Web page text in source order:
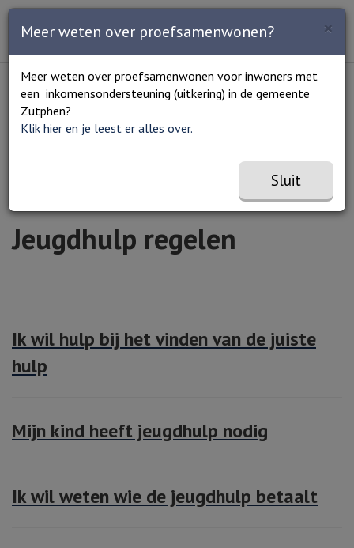
Open en sluit het
Menu
Lees voor
Uitleg woorden
Simpele tekst
Home Zorg en welzijn
regelen
Jeugdhulp regelen
Ik wil hulp bij het vinden van de juiste
hulp
Mijn kind heeft jeugdhulp nodig
Ik wil weten wie de jeugdhulp betaalt
×
Meer weten over proefsamenwonen?
Meer weten over proefsamenwonen voor inwoners met
een inkomensondersteuning (uitkering) in de gemeente
Zutphen?
Klik hier en je leest er alles over.
Sluit